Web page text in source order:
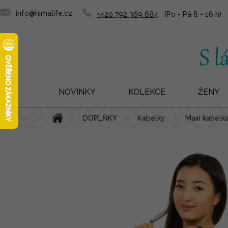
+420 792 369 684
info@himalife.cz
NOVINKY KOLEKCE ŽENY
Domů DOPLŇKY Kabelky Maxi